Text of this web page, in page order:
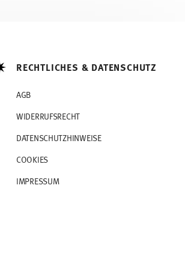
RECHTLICHES & DATENSCHUTZ
AGB
WIDERRUFSRECHT
DATENSCHUTZHINWEISE
COOKIES
IMPRESSUM